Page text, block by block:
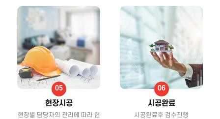
현장시공
현장별 담당자의 관리에 따라 현
시공완료
시공완료후 검수진행